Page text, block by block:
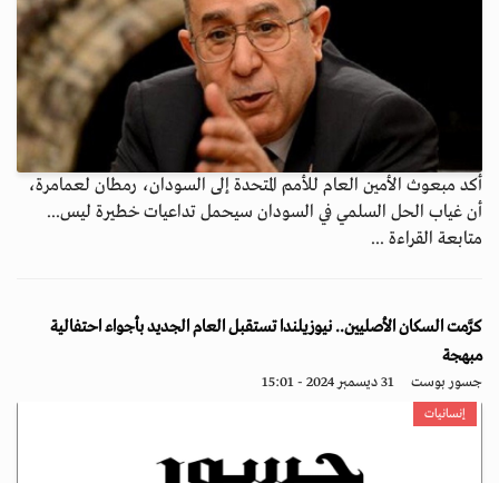
أكد مبعوث الأمين العام للأمم المتحدة إلى السودان، رمطان لعمامرة،
أن غياب الحل السلمي في السودان سيحمل تداعيات خطيرة ليس...
متابعة القراءة ...
كرَّمت السكان الأصليين.. نيوزيلندا تستقبل العام الجديد بأجواء احتفالية
مبهجة
جسور بوست 31 ديسمبر 2024 - 15:01
إنسانيات